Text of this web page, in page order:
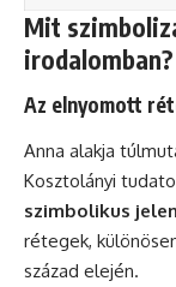
Mit
irodalomban?
Az elnyomott
Anna alakja
Kosztolányi
szimbolikus
rétegek,
század elején.